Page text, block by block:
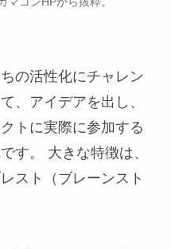
の活性化にチャレン
、アイデアを出し、
トに実際に参加する
す。 大きな特徴は、
スト（ブレーンスト